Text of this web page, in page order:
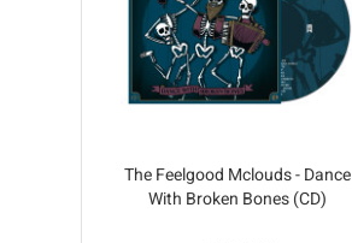
The Feelgood Mclouds - Dance
With Broken Bones (CD)